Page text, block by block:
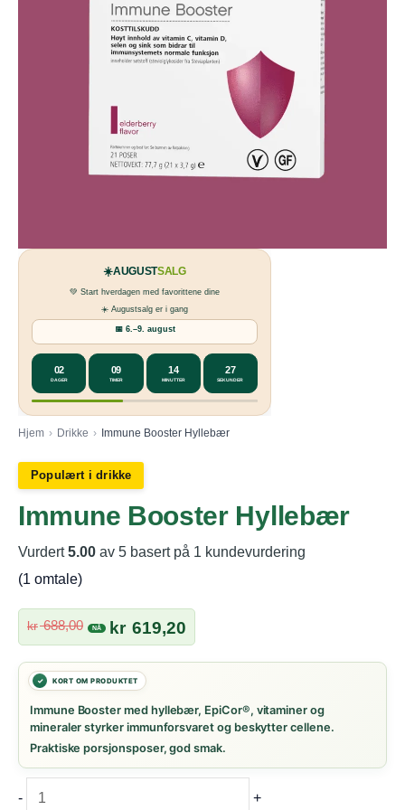
☀️AUGUSTSALG
💚 Start hverdagen med favorittene dine
☀️ Augustsalg er i gang
📅 6.–9. august
02
DAGER
09
TIMER
14
MINUTTER
27
SEKUNDER
Hjem › Drikke › Immune Booster Hyllebær
Populært i drikke
Immune Booster Hyllebær
Vurdert5.00 av 5 basert på 1 kundevurdering
(1 omtale)
kr688,00 Opprinnelig
pris
var:
kr 688,00.
kr 619,20
pris
er:
Immune Booster med hyllebær, EpiCor®, vitaminer og
mineraler styrker immunforsvaret og beskytter cellene.
Praktiske porsjonsposer, god smak.
-
Immune
+